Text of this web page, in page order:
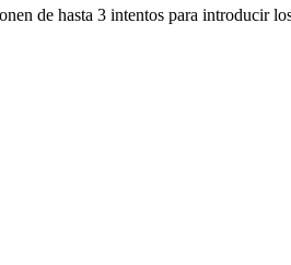
de hasta 3 intentos para introducir